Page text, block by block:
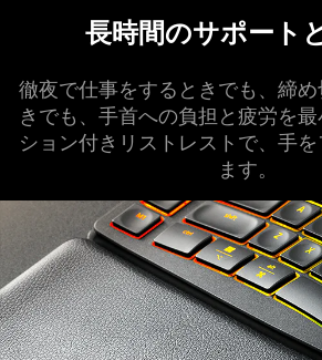
長時間のサポート
徹夜で仕事をするときでも、締
きでも、手首への負担と疲労を
ション付きリストレストで、手
ます。